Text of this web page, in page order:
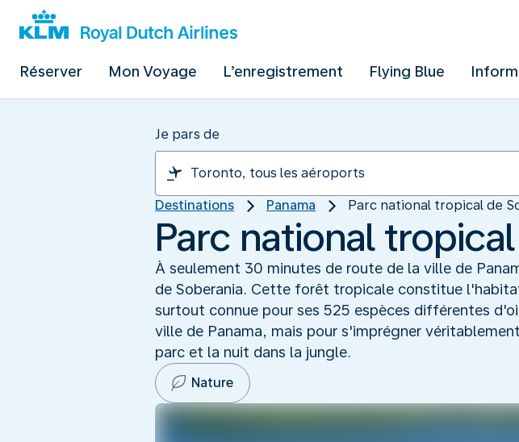
Réserver Mon Voyage L’enregistrement Flying Blue
Je pars de
Destinations Panama Parc national tropical de
Parc national
À seulement 30 minutes de route de la ville de
de Soberania. Cette forêt tropicale constitue
surtout connue pour ses 525 espèces différentes
ville de Panama, mais pour s'imprégner
parc et la nuit dans la jungle.
Nature